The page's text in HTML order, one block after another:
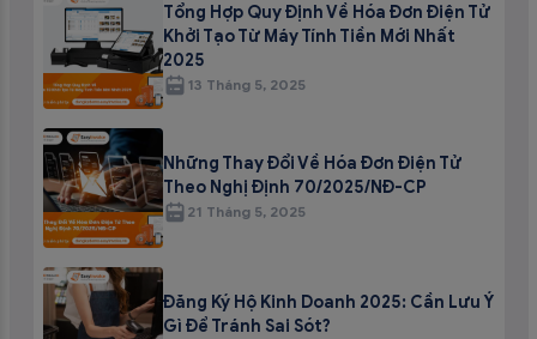
Tổng Hợp Quy Định Về Hóa Đơn Điện Tử
Khởi Tạo Từ Máy Tính Tiền Mới Nhất
2025
13 Tháng 5, 2025
Những Thay Đổi Về Hóa Đơn Điện Tử
Theo Nghị Định 70/2025/NĐ-CP
21 Tháng 5, 2025
Đăng Ký Hộ Kinh Doanh 2025: Cần Lưu Ý
Gì Để Tránh Sai Sót?